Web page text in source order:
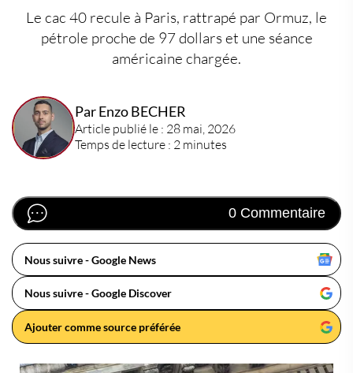
Le cac 40 recule à Paris, rattrapé par Ormuz, le
pétrole proche de 97 dollars et une séance
américaine chargée.
Par Enzo BECHER
Article publié le : 28 mai, 2026
Temps de lecture : 2 minutes
0 Commentaire
Nous suivre - Google News
Nous suivre - Google Discover
Ajouter comme source préférée